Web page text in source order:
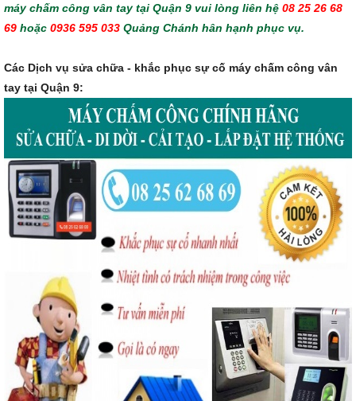
máy chấm công vân tay tại Quận 9 vui lòng liên hệ 08 25 26 68
69 hoặc 0936 595 033 Quảng Chánh hân hạnh phục vụ.
Các Dịch vụ sửa chữa - khắc phục sự cố máy chấm công vân
tay tại Quận 9: